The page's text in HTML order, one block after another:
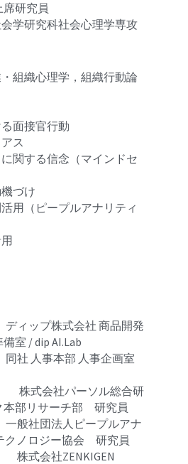
席研究員
学研究科社会心理学専攻
組織心理学，組織行動論
面接官行動
ス
関する信念（マインドセ
づけ
用（ピープルアナリティ
ディップ株式会社 商品開発
室 / dip AI.Lab
同社 人事本部 人事企画室
　 株式会社パーソル総合研
部リサーチ部　研究員
一般社団法人ピープルアナ
クノロジー協会　研究員
　株式会社ZENKIGEN